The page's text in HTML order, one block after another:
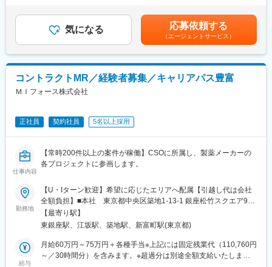
にくく、安定した売上を誇っています。
・当社は、東証プライム上場以来、10期連続で増収中のクオール
グループに属しており、主力事業を担っています。
＜社会貢献度の高さ＞
自身の売上・営業活動が患者さんのQOLの向上や病気から救うこ
とに繋がるため、やりがいをもって営業できます。
成果に応じた評価制度が整っており、頑張り次第で大幅な年収UP
も目指せます。
■福利厚生（転勤を伴う場合）：
＜社宅制度（法人契約）＞
・入居時の引越し費用：会社負担（会社指定業者）
変更の範囲：会社の定める業務
具体的には、「どんな病気に効くか（効果）／安全性（副作用や
注意点）／品質に問題はないか」をわかりやすく伝えます
また、現場で使われた際の声を聞き取り製薬会社へ届け、より良
い薬づくりにも貢献します
自分が関わった薬が患者様の治療につながり、感謝されるやりが
いのある仕事です
◎3ヶ月研修＋OJTでゼロから育成｜専門性の高いキャリア形成
員など）が活躍中
▽約3ヶ月の研修（医療知識・業務理解）
▽現場配属（4ヶ月目～）※マネージャーなど周囲のサポートを受
けながら実務習得
▽キャリア形成（MR経験者スペシャリスト・管理職や本社管理職
へのキャリアアップ＆キャリアチェンジの可能性アリ）
■充実した研修制度
を全額支給 ■賞与年2回（昨年度実績4.2ヶ月）、報酬改定年1回■
全国勤務が可能な方は、50万円の一時金を支給(3ヶ月の試用期間
後の翌月給与で支給)賃金はあくまでも目安の金額であり、選考を
通じて上下する可能性があります。月給(月額)は固定手当を含めた
表記です。
気になる 応募依頼する
（エージェントサービス）
コントラクトMR／経験者募集／キャリアパス豊富
ＭＩフォース株式会社
正社員 契約社員 5名以上採用
仕事内容
【常時200件以上の案件が稼働】CSOに所属し、製薬メーカーの
各プロジェクトに参画します。
勤務地
【U・Iターン歓迎】希望に応じたエリアへ配属【引越し代は会社
全額負担】■本社 東京都中央区築地1-13-1 銀座松竹スクエア9F■
勤務エリア：（1）北海道：北海道（2）東北：青森・秋田・岩
手・山形・宮城・福島（3）関東：東京・神奈川・千葉・埼玉・茨
知・岐阜・三重・静岡（6）北陸：富山・石川・福井（7）近畿：
大阪・京都・滋賀・奈良・和歌山・兵庫（8）中国：岡山・広島・
【最寄り駅】
東銀座駅、江坂駅、築地駅、新富町駅(東京都)
給与
月給60万円～75万円＋各種手当※上記には固定残業代（110,760円
～／30時間分）を含みます。※超過分は別途全額支給いたしま